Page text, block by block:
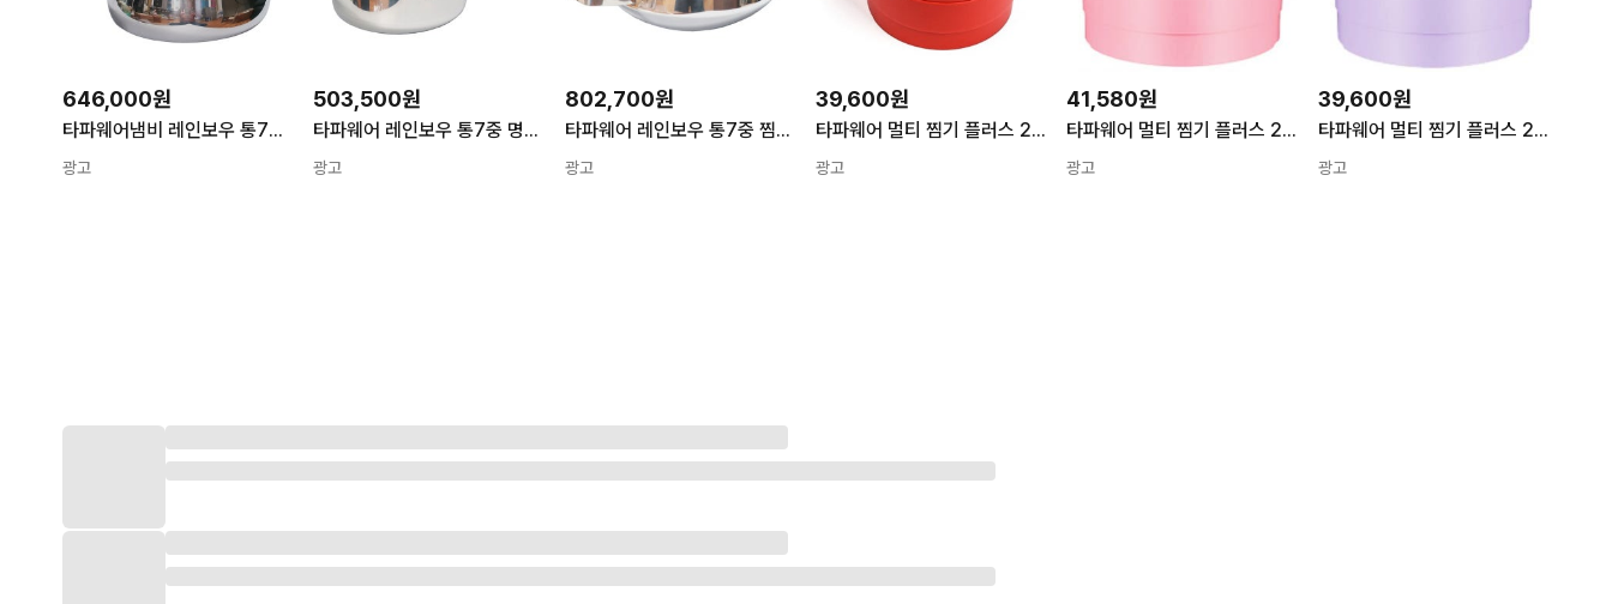
646,000원
타파웨어냄비 레인보우 통7중 명품냄비 19cm 3L 1개
광고
503,500원
타파웨어 레인보우 통7중 명품냄비 편수냄비 17cm 2L 1개
광고
802,700원
타파웨어 레인보우 통7중 찜냄비 웍냄비 28cm 1개
광고
39,600원
타파웨어 멀티 찜기 플러스 2단 레드 전자렌지&레인보우 쿠커(프라이팬) 렌지 용기 찜기
광고
41,580원
타파웨어 멀티 찜기 플러스 2단 볼륨 연핑크 전자렌지&레인보우 쿠커 프라이팬 렌지 용기 연보라
광고
39,600원
타파웨어 멀티 찜기 플러스 2단 볼륨 연보라 전자렌지&레인보우 쿠커 프라이팬 렌지 용기
광고